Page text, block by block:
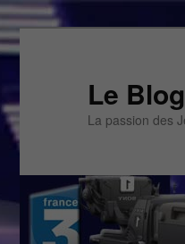
Le
La passion des